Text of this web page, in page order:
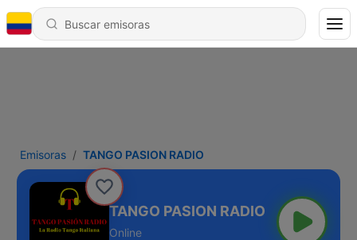
Emisoras TANGO PASION RADIO
TANGO PASION RADIO
Online